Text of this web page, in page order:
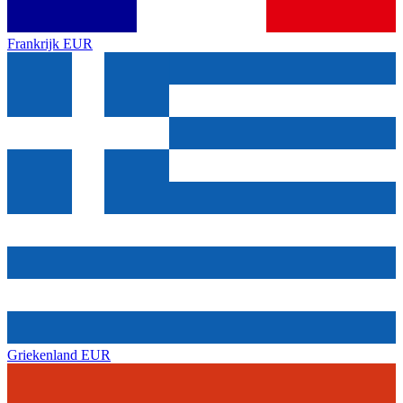
Frankrijk EUR
Griekenland EUR